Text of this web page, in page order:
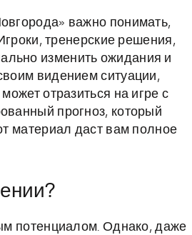
важно понимать,
тренерские решения,
изменить ожидания и
видением ситуации,
отразиться на игре с
прогноз, который
материал даст вам полное
потенциалом. Однако, даже